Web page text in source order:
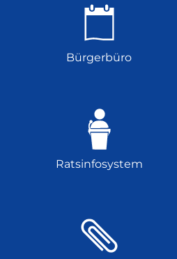
Bürgerbüro
Ratsinfosystem